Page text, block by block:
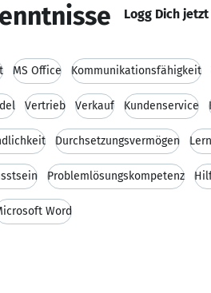
Logg Dich
MS Office Kommunikationsfähigkeit
Vertrieb Verkauf Kundenservice
Durchsetzungsvermögen
Problemlösungskompetenz
Word